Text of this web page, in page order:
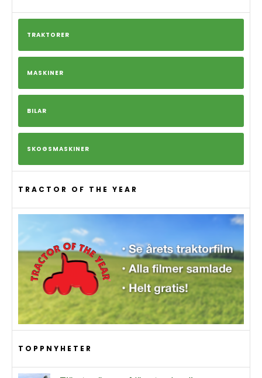
TRAKTORER
MASKINER
BILAR
SKOGSMASKINER
TRACTOR OF THE YEAR
TOPPNYHETER